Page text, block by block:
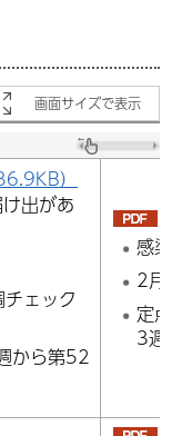
画面サイズで表示
）
出があ
ェック
から第52
感染
2月
定点
3週